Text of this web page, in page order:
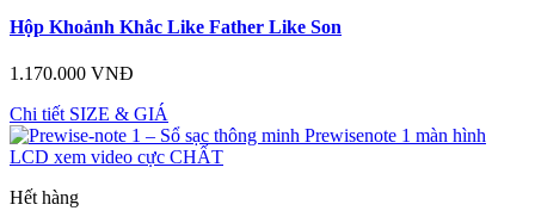
Hộp Khoảnh Khắc Like Father Like Son
1.170.000 VNĐ
Chi tiết SIZE & GIÁ
Hết hàng